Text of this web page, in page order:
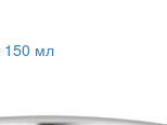
150 мл